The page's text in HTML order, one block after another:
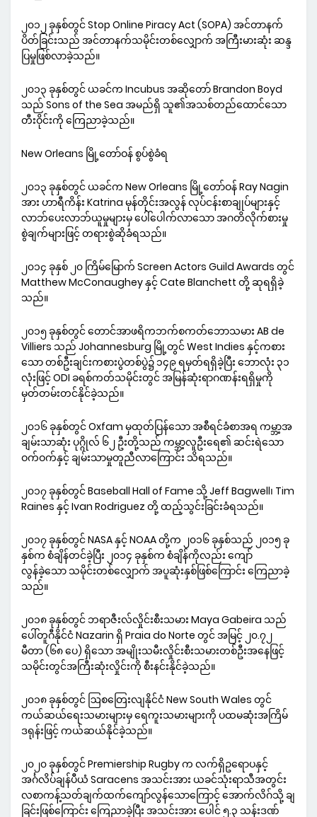
၂၀၁၂ ခုနှစ်တွင် Stop Online Piracy Act (SOPA) အင်တာနက်
ပိတ်ခြင်းသည် အင်တာနက်သမိုင်းတစ်လျှောက် အကြီးမားဆုံး ဆန္ဒ
ပြမှုဖြစ်လာခဲ့သည်။
၂၀၁၃ ခုနှစ်တွင် ယခင်က Incubus အဆိုတော် Brandon Boyd
သည် Sons of the Sea အမည်ရှိ သူ၏အသစ်တည်ထောင်သော
တီးဝိုင်းကို ကြေညာခဲ့သည်။
New Orleans မြို့တော်ဝန် စွပ်စွဲခံရ
၂၀၁၃ ခုနှစ်တွင် ယခင်က New Orleans မြို့တော်ဝန် Ray Nagin
အား ဟာရီကိန်း Katrina မုန်တိုင်းအလွန် လုပ်ငန်းစာချုပ်များနှင့်
လာဘ်ပေးလာဘ်ယူမှုများမှ ပေါ်ပေါက်လာသော အဂတိလိုက်စားမှု
စွဲချက်များဖြင့် တရားစွဲဆိုခံရသည်။
၂၀၁၄ ခုနှစ် ၂၀ ကြိမ်မြောက် Screen Actors Guild Awards တွင်
Matthew McConaughey နှင့် Cate Blanchett တို့ ဆုရရှိခဲ့
သည်။
၂၀၁၅ ခုနှစ်တွင် တောင်အာဖရိကဘက်စကတ်ဘောသမား AB de
Villiers သည် Johannesburg မြို့တွင် West Indies နှင့်ကစား
သော တစ်ဦးချင်းကစားပွဲတစ်ပွဲ၌ ၁၄၉ ရမှတ်ရရှိခဲ့ပြီး ဘောလုံး ၃၁
လုံးဖြင့် ODI ခရစ်ကတ်သမိုင်းတွင် အမြန်ဆုံးရာဂဏန်းရရှိမှုကို
မှတ်တမ်းတင်နိုင်ခဲ့သည်။
၂၀၁၆ ခုနှစ်တွင် Oxfam မှထုတ်ပြန်သော အစီရင်ခံစာအရ ကမ္ဘာ့အ
ချမ်းသာဆုံး ပုဂ္ဂိုလ် ၆၂ ဦးတို့သည် ကမ္ဘာ့လူဦးရေ၏ ဆင်းရဲသော
ဝက်ဝက်နှင့် ချမ်းသာမှုတူညီလာကြောင်း သိရသည်။
၂၀၁၇ ခုနှစ်တွင် Baseball Hall of Fame သို့ Jeff Bagwell၊ Tim
Raines နှင့် Ivan Rodriguez တို့ ထည့်သွင်းခြင်းခံရသည်။
၂၀၁၇ ခုနှစ်တွင် NASA နှင့် NOAA တို့က ၂၀၁၆ ခုနှစ်သည် ၂၀၁၅ ခု
နှစ်က စံချိန်တင်ခဲ့ပြီး ၂၀၁၄ ခုနှစ်က စံချိန်ကိုလည်း ကျော်
လွန်ခဲ့သော သမိုင်းတစ်လျှောက် အပူဆုံးနှစ်ဖြစ်ကြောင်း ကြေညာခဲ့
သည်။
၂၀၁၈ ခုနှစ်တွင် ဘရာဇီးလ်လှိုင်းစီးသမား Maya Gabeira သည်
ပေါ်တူဂီနိုင်ငံ Nazarin ရှိ Praia do Norte တွင် အမြင့် ၂၀.၇၂
မီတာ (၆၈ ပေ) ရှိသော အမျိုးသမီးလှိုင်းစီးသမားတစ်ဦးအနေဖြင့်
သမိုင်းတွင်အကြီးဆုံးလှိုင်းကို စီးနင်းနိုင်ခဲ့သည်။
၂၀၁၈ ခုနှစ်တွင် ဩစတြေးလျနိုင်ငံ New South Wales တွင်
ကယ်ဆယ်ရေးသမားများမှ ရေကူးသမားများကို ပထမဆုံးအကြိမ်
ဒရုန်းဖြင့် ကယ်ဆယ်နိုင်ခဲ့သည်။
၂၀၂၀ ခုနှစ်တွင် Premiership Rugby က လက်ရှိဥရောပနှင့်
အင်္ဂလိပ်ချန်ပီယံ Saracens အသင်းအား ယခင်သုံးရာသီအတွင်း
လစာကန့်သတ်ချက်ထက်ကျော်လွန်သောကြောင့် အောက်လိဂ်သို့ ချ
ခြင်းဖြစ်ကြောင်း ကြေညာခဲ့ပြီး အသင်းအား ပေါင် ၅.၃ သန်းဒဏ်